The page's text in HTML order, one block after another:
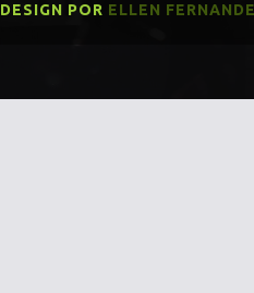
DESIGN POR ELLEN